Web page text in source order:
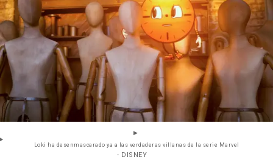
Loki ha desenmascarado ya a las verdaderas villanas de la serie Marvel
- DISNEY